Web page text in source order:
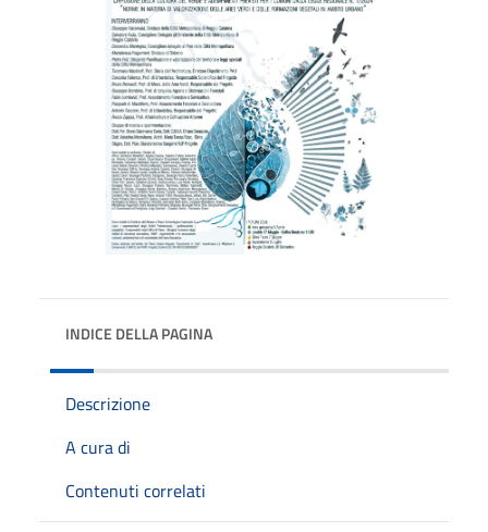
INDICE DELLA PAGINA
Descrizione
A cura di
Contenuti correlati